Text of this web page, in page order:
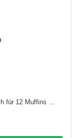
für 12 Muffins ...